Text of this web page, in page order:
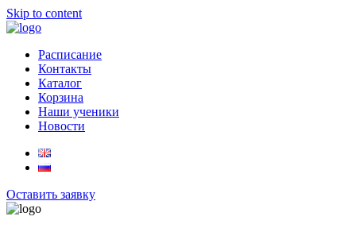
Skip to content
Расписание
Контакты
Каталог
Корзина
Наши ученики
Новости
Оставить заявку